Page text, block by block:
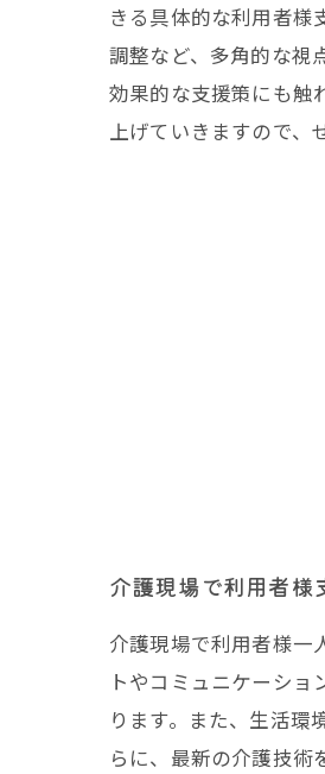
きる具体的な利用者様
調整など、多角的な視
効果的な支援策にも触
上げていきますので、
介護現場で利用者様
介護現場で利用者様一
トやコミュニケーシ
ります。また、生活環
らに、最新の介護技術